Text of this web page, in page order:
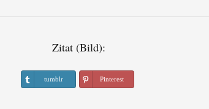
Zitat (Bild):
tumblr Pinterest